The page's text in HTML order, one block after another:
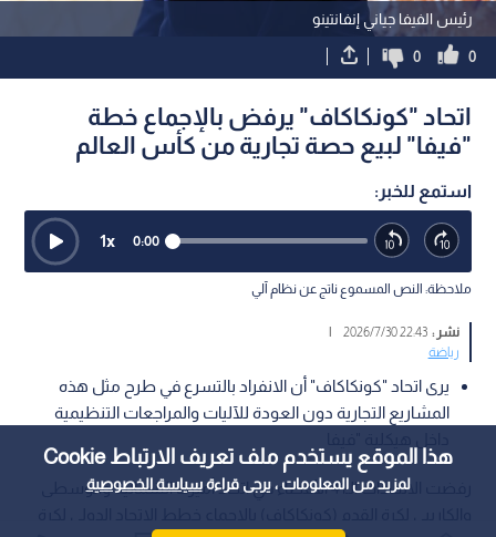
هذا الموقع يستخدم ملف تعريف الارتباط Cookie
لمزيد من المعلومات ، يرجى قراءةسياسة الخصوصية
رئيس الفيفا جياني إنفانتينو
0
0
اتحاد "كونكاكاف" يرفض بالإجماع خطة
"فيفا" لبيع حصة تجارية من كأس العالم
استمع للخبر:
0:00
1x
ملاحظة: النص المسموع ناتج عن نظام آلي
نشر :22:43 2026/7/30
|
رياضة
يرى اتحاد "كونكاكاف" أن الانفراد بالتسرع في طرح مثل هذه
المشاريع التجارية دون العودة للآليات والمراجعات التنظيمية
رفضت الاتحادات الـ41 الأعضاء في اتحاد أميركا الشمالية والوسطى